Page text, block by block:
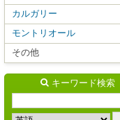
カルガリー
モントリオール
その他
キーワード検索